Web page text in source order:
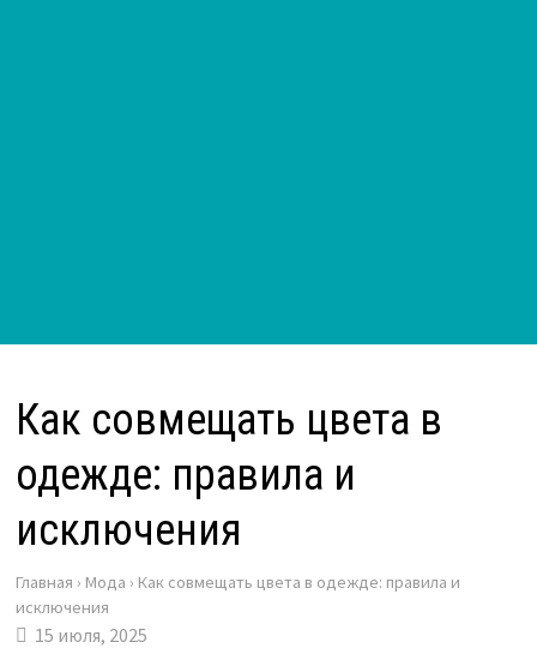
Как совмещать цвета в
одежде: правила и
исключения
Главная › Мода › Как совмещать цвета в одежде: правила и
исключения
15 июля, 2025